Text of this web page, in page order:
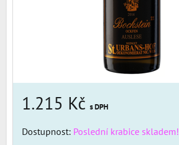
1.215 Kč s DPH
Dostupnost: Poslední krabice skladem!